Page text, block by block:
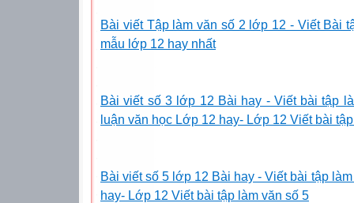
Bài viết Tập làm văn số 2 lớp 12 - Viết Bài
mẫu lớp 12 hay nhất
Bài viết số 3 lớp 12 Bài hay - Viết bài tập
luận văn học Lớp 12 hay- Lớp 12 Viết bài
Bài viết số 5 lớp 12 Bài hay - Viết bài tập
hay- Lớp 12 Viết bài tập làm văn số 5